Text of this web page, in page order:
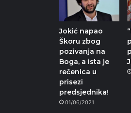
Jokić napao
Škoru zbog
pozivanja na
Boga, a ista je
rečenica u
prisezi
predsjednika!
01/06/2021